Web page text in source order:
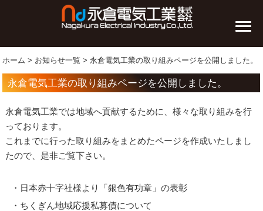
ホーム > お知らせ一覧 > 永倉電気工業の取り組みページを公開しました。
永倉電気工業の取り組みページを公開しました。
永倉電気工業では地域へ貢献するために、様々な取り組みを行
っております。
これまでに行った取り組みをまとめたページを作成いたしまし
たので、是非ご覧下さい。
・日本赤十字社様より「銀色有功章」の表彰
・ちくぎん地域応援私募債について